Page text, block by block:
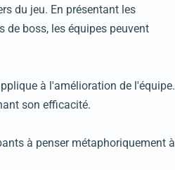
du jeu. En présentant les
boss, les équipes peuvent
à l'amélioration de l'équipe.
son efficacité.
à penser métaphoriquement à